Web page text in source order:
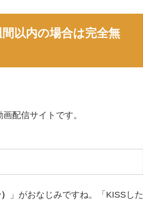
以内の場合は完全無
画配信サイトです。
」がおなじみですね。「KISSした